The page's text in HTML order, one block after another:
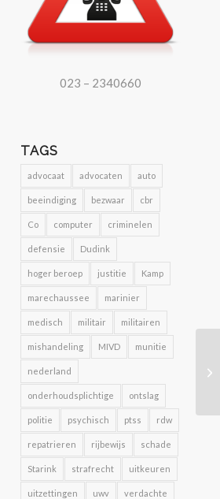
023 – 2340660
TAGS
advocaat advocaten auto
beeindiging bezwaar cbr
Co computer criminelen
defensie Dudink
hoger beroep justitie Kamp
marechaussee marinier
medisch militair militairen
mishandeling MIVD munitie
nederland
onderhoudsplichtige ontslag
politie psychisch ptss rdw
repatrieren rijbewijs schade
Starink strafrecht uitkeuren
uitzettingen uwv verdachte